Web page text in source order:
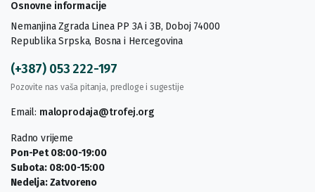
Osnovne informacije
Nemanjina Zgrada Linea PP 3A i 3B, Doboj 74000
Republika Srpska, Bosna i Hercegovina
(+387) 053 222-197
Pozovite nas vaša pitanja, predloge i sugestije
Email: maloprodaja@trofej.org
Radno vrijeme
Pon-Pet 08:00-19:00
Subota: 08:00-15:00
Nedelja: Zatvoreno